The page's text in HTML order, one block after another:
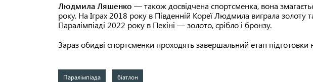
Людмила Ляшенко — також досвідчена спортсменка, вона
року. На Іграх 2018 року в Південній Кореї Людмила виграла золоту
Паралімпіаді 2022 року в Пекіні — золото, срібло і бронзу.
Зараз обидві спортсменки проходять завершальний етап підготовки
Паралімпіада біатлон